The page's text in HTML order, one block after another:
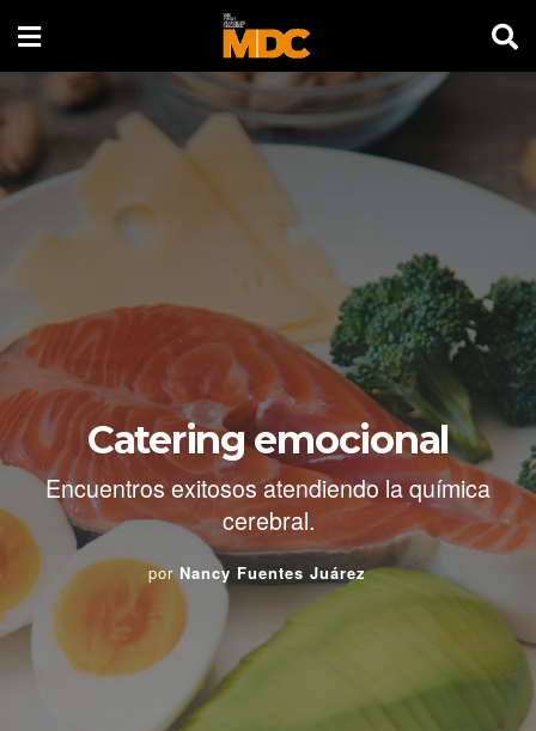
Catering emocional
Encuentros exitosos atendiendo la química
cerebral.
por Nancy Fuentes Juárez